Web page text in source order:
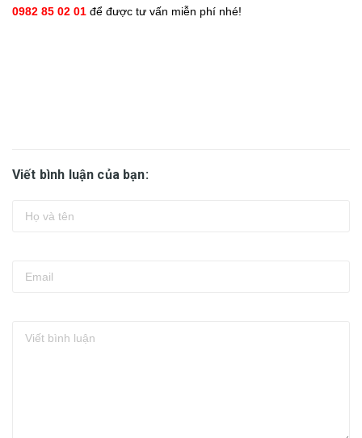
0982 85 02 01 để được tư vấn miễn phí nhé!
Viết bình luận của bạn: